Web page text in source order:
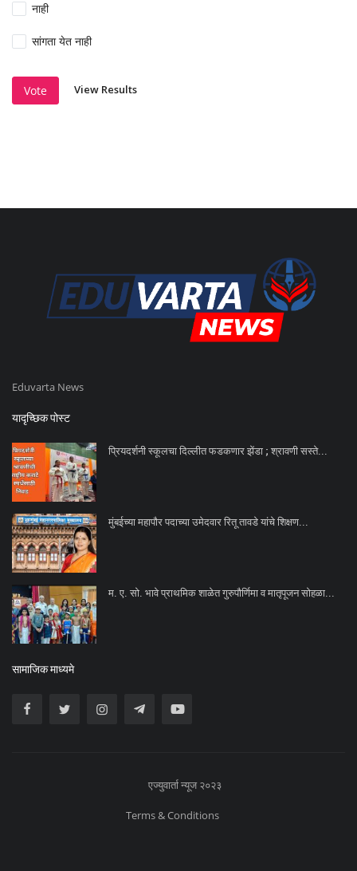
नाही
सांगता येत नाही
Vote View Results
Eduvarta News
यादृच्छिक पोस्ट
प्रियदर्शनी स्कूलचा दिल्लीत फडकणार झेंडा ; श्रावणी सस्ते...
मुंबईच्या महापौर पदाच्या उमेदवार रितू तावडे यांचे शिक्षण...
म. ए. सो. भावे प्राथमिक शाळेत गुरुपौर्णिमा व मातृपूजन सोहळा...
सामाजिक माध्यमे
एज्युवार्ता न्यूज २०२३
Terms & Conditions